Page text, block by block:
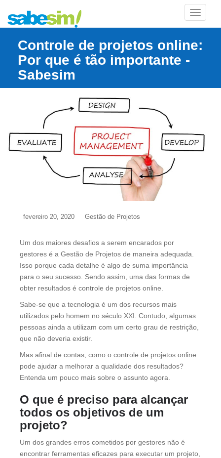
Controle de projetos online:
Por que é tão importante -
Sabesim
fevereiro 20, 2020 Gestão de Projetos
Um dos maiores desafios a serem encarados por
gestores é a Gestão de Projetos de maneira adequada.
Isso porque cada detalhe é algo de suma importância
para o seu sucesso. Sendo assim, uma das formas de
obter resultados é controle de projetos online.
Sabe-se que a tecnologia é um dos recursos mais
utilizados pelo homem no século XXI. Contudo, algumas
pessoas ainda a utilizam com um certo grau de restrição,
que não deveria existir.
Mas afinal de contas, como o controle de projetos online
pode ajudar a melhorar a qualidade dos resultados?
Entenda um pouco mais sobre o assunto agora.
O que é preciso para alcançar
todos os objetivos de um
projeto?
Um dos grandes erros cometidos por gestores não é
encontrar ferramentas eficazes para executar um projeto,